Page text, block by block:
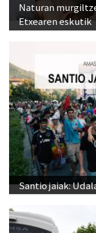
Naturan
Etxearen eskutik
Santio jaiak: